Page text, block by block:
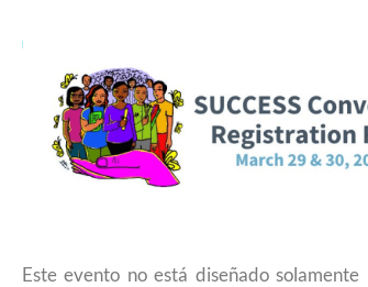
Este evento no está diseñado
USCIS anuncia
remitir casos de